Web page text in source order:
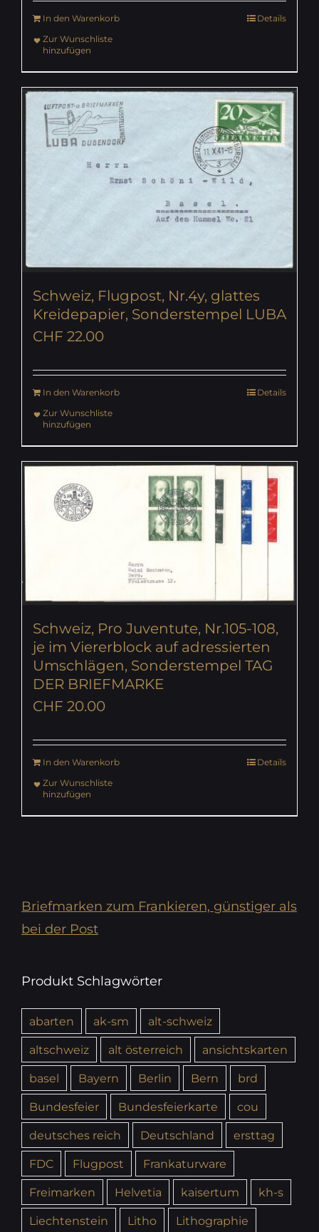
In den Warenkorb
Details
Zur Wunschliste
hinzufügen
Schweiz, Flugpost, Nr.4y, glattes
Kreidepapier, Sonderstempel LUBA
CHF 22.00
In den Warenkorb
Details
Zur Wunschliste
hinzufügen
Schweiz, Pro Juventute, Nr.105-108,
je im Viererblock auf adressierten
Umschlägen, Sonderstempel TAG
DER BRIEFMARKE
CHF 20.00
In den Warenkorb
Details
Zur Wunschliste
hinzufügen
Briefmarken zum Frankieren, günstiger als
bei der Post
Produkt Schlagwörter
abarten ak-sm
alt-schweiz
altschweiz
alt österreich
ansichtskarten
basel
Bayern Berlin Bern
brd
Bundesfeier
Bundesfeierkarte
cou
deutsches reich
Deutschland
ersttag
FDC
Flugpost
Frankaturware
Freimarken
Helvetia kaisertum
kh-s
Liechtenstein
Litho
Lithographie